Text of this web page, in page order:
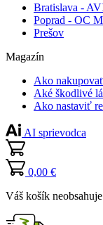
Bratislava -
Poprad - OC
Prešov
Magazín
Ako
Aké škodlivé
Ako nastaviť
AI sprievodca
0,00 €
Váš košík